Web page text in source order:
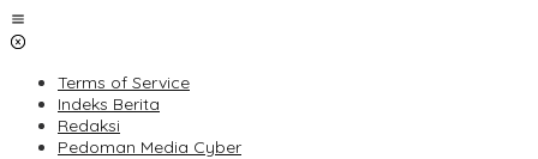
Lewati
ke
Terms of Service
Indeks Berita
Redaksi
Pedoman Media Cyber